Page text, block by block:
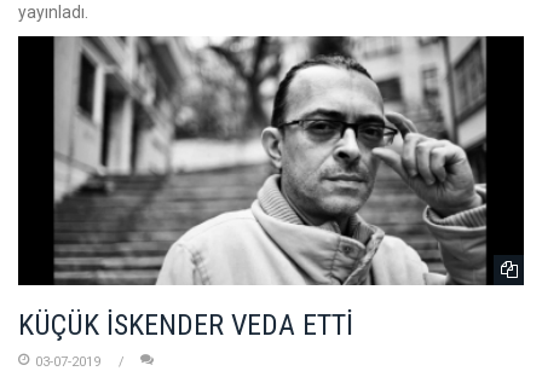
yayınladı.
KÜÇÜK İSKENDER VEDA ETTİ
03-07-2019